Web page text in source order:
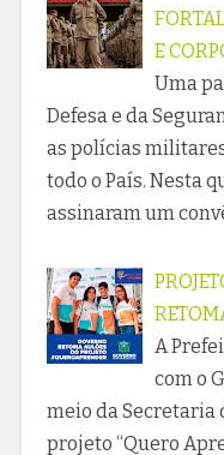
E
Uma
Defesa e da
as polícias
todo o País. Nesta
assinaram um
A
com o
meio da Secretaria
projeto “Quero